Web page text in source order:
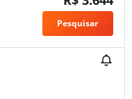
Pesquisar